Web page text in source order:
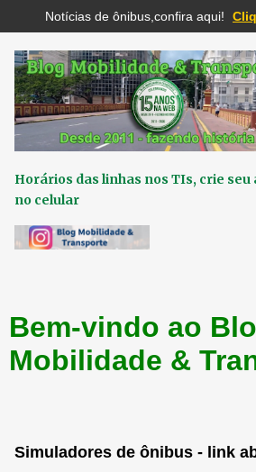
Pular para o conteúdo
Horários das linhas nos TIs, crie seu
no celular
Notícias de ônibus,confira aqui!
Bem-vindo ao
Mobilidade &
Simuladores de ônibus - link